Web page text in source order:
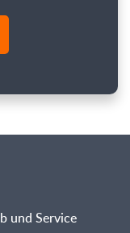
und Service